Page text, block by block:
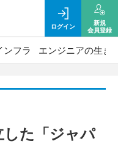
ログイン
新規
会員登録
ンフラ エンジニアの生き
した「ジャパ